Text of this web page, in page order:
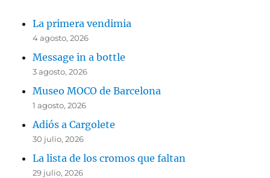
La primera vendimia
4 agosto, 2026
Message in a bottle
3 agosto, 2026
Museo MOCO de Barcelona
1 agosto, 2026
Adiós a Cargolete
30 julio, 2026
La lista de los cromos que faltan
29 julio, 2026